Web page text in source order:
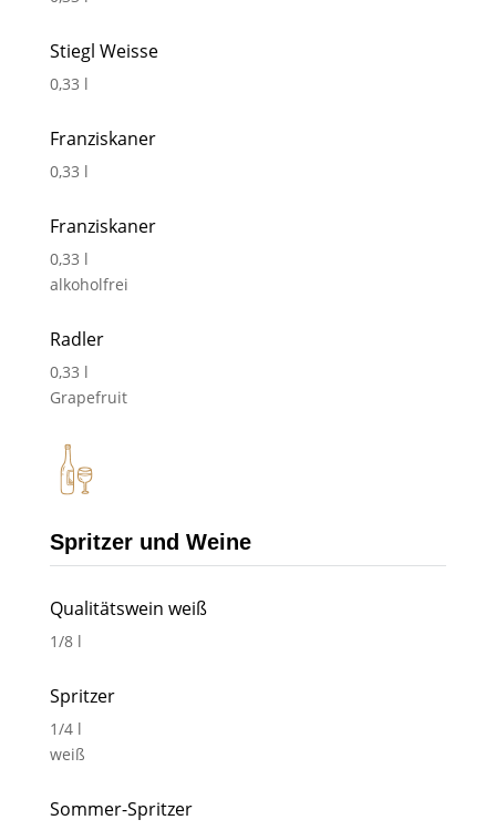
Stiegl Weisse
0,33 l
Franziskaner
0,33 l
Franziskaner
0,33 l
alkoholfrei
Radler
0,33 l
Grapefruit
Spritzer und Weine
Qualitätswein weiß
1/8 l
Spritzer
1/4 l
weiß
Sommer-Spritzer